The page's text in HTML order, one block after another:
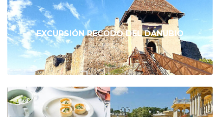
EXCURSIÓN RECODO DEL DANUBIO